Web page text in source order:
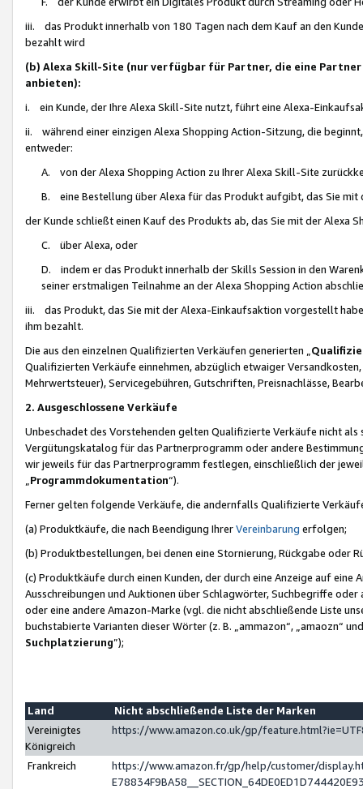
iii. das Produkt innerhalb von 180 Tagen nach dem Kauf an den
bezahlt wird
(b) Alexa Skill-Site (nur verfügbar für Partner, die eine
anbieten):
i. ein Kunde, der Ihre Alexa Skill-Site nutzt, führt eine Alexa-
ii. während einer einzigen Alexa Shopping Action-Sitzung, die
entweder:
A. von der Alexa Shopping Action zu Ihrer Alexa Skill-Site
B. eine Bestellung über Alexa für das Produkt aufgibt, das Sie mit
der Kunde schließt einen Kauf des Produkts ab, das Sie mit der Alexa
C. über Alexa, oder
D. indem er das Produkt innerhalb der Skills Session in den
seiner erstmaligen Teilnahme an der Alexa Shopping Action
iii. das Produkt, das Sie mit der Alexa-Einkaufsaktion vorgestellt
ihm bezahlt.
Die aus den einzelnen Qualifizierten Verkäufen generierten „
Qualifizierten Verkäufe einnehmen, abzüglich etwaiger
Mehrwertsteuer), Servicegebühren, Gutschriften, Preisnachlässe,
2. Ausgeschlossene Verkäufe
Unbeschadet des Vorstehenden gelten Qualifizierte Verkäufe nicht
Vergütungskatalog für das Partnerprogramm oder andere
wir jeweils für das Partnerprogramm festlegen, einschließlich der
Programmdokumentation“).
Ferner gelten folgende Verkäufe, die andernfalls Qualifizierte
(a) Produktkäufe, die nach Beendigung IhrerVereinbarung erfolgen;
(b) Produktbestellungen, bei denen eine Stornierung, Rückgabe oder
(c) Produktkäufe durch einen Kunden, der durch eine Anzeige auf
Ausschreibungen und Auktionen über Schlagwörter, Suchbegriffe
oder eine andere Amazon-Marke (vgl. die nicht abschließende Liste
buchstabierte Varianten dieser Wörter (z. B. „ammazon“, „amaozn“
Suchplatzierung”);
Land
Nicht abschließende Liste der Marken
Vereinigtes
Königreich
https://www.amazon.co.uk/gp/
Frankreich
https://www.amazon.fr/gp/help/customer/